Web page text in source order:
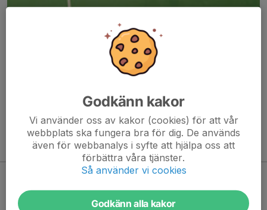
Här hamnar automatiskt de senaste nyheterna på hemsidan. För
att kunna börja administrera hemsidan loggar du in högst upp till
Kommande aktiviteter
Inga aktiviteter inbokade
Godkänn kakor
Vi använder oss av kakor (cookies) för att vår
webbplats ska fungera bra för dig. De används
även för webbanalys i syfte att hjälpa oss att
förbättra våra tjänster.
Så använder vi cookies
Godkänn alla kakor